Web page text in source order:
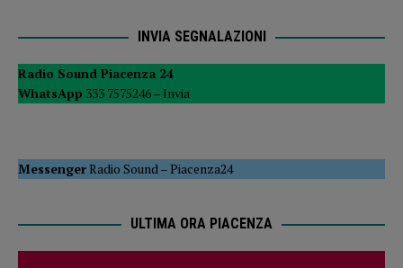
INVIA SEGNALAZIONI
Radio Sound Piacenza 24
WhatsApp 333 7575246 – Invia
MessengerRadio Sound –Piacenza24
ULTIMA ORA PIACENZA